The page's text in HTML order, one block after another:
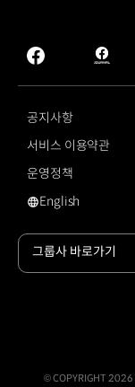
facebook
hmg
공지사항
서비스 이용약관
운영정책
영문 사이트로 이동
English
그룹사 바로가기
© COPYRIGHT 2026